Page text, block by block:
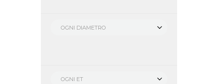
OGNI DIAMETRO
OGNI ET